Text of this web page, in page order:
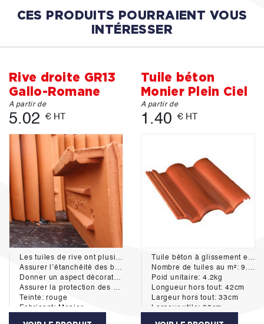
CES PRODUITS POURRAIENT VOUS
INTÉRESSER
Rive droite GR13
Gallo-Romane
A partir de
5.02 € HT
Les tuiles de rive ont plusieurs rôles :
Assurer l’étanchéité des bordures latérales des toitures.
Donner un aspect décoratif à ces parties de toit.
Assurer la protection des murs contre l’humidité et les salissures dues à l’écoulement des eaux de rives.
Teinte: rouge
Fabricant: Monier
Tuile béton
Monier Plein Ciel
A partir de
1.40 € HT
Tuile béton à glissement et à double emboîtement longitudinal. La performance de ses assemblages lui permet une mise en oeuvre à partir de 25% de pente avec écran.
Nombre de tuiles au m²: 9.6 à 10.6 selon pureau
Poid unitaire: 4.2kg
Longueur hors tout: 42cm
Largeur hors tout: 33cm
Largeur utile: 30cm